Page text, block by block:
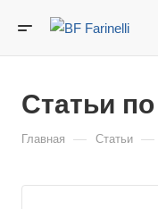
Статьи
Главная — Статьи —